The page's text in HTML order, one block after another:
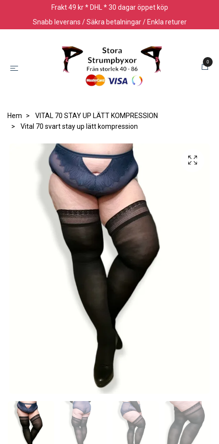
Frakt 49 kr * DHL * 30 dagar öppet köp
Snabb leverans / Säkra betalningar / Enkla returer
0
Hem
VITAL 70 STAY UP LÄTT KOMPRESSION
Vital 70 svart stay up lätt kompression